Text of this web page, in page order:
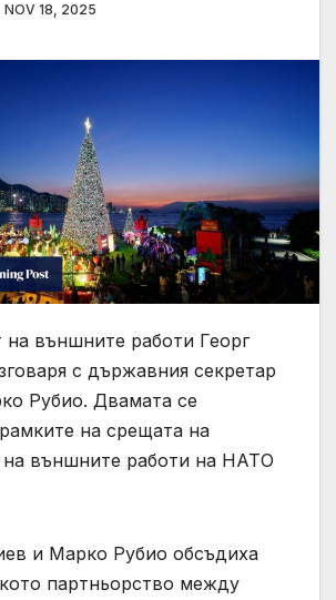
NOV 18, 2025
външните работи Георг
с държавния секретар
Рубио. Двамата се
на срещата на
на външните работи на НАТО
и Марко Рубио обсъдиха
партньорство между